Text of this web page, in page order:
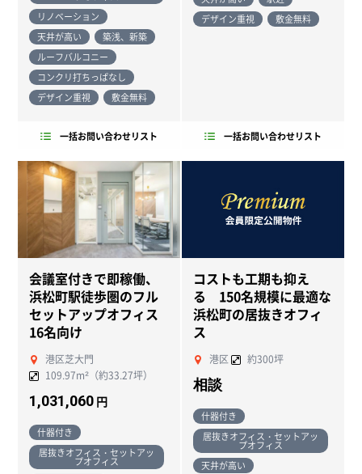
リノベーション
天井が高い
築浅、新築
ルーフバルコニー
コンクリ打ちっぱなし
デザイン重視
敷金無料
一括お問い合わせリスト
デザイン重視
敷金無料
一括お問い合わせリスト
NEW
会議室付きで即稼働、
浜松町駅徒歩圏のフル
セットアップオフィス
16名向け
港区芝大門
109.97m²（約33.27坪）
1,031,060 円
什器付き
居抜きオフィス・セットアッ
プオフィス
NEW
コストも工期も抑え
る 150名規模に最適な
浜松町の居抜きオフィ
ス
港区 約300坪
相談
什器付き
居抜きオフィス・セットアッ
プオフィス
天井が高い